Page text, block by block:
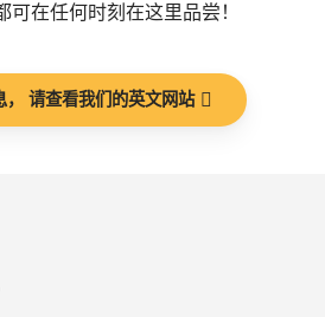
在任何时刻在这里品尝！
， 请查看我们的英文网站